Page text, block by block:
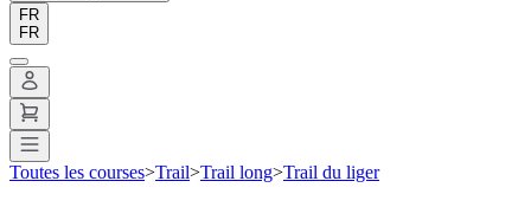
FR
FR
Toutes les courses>Trail>Trail long>Trail du liger